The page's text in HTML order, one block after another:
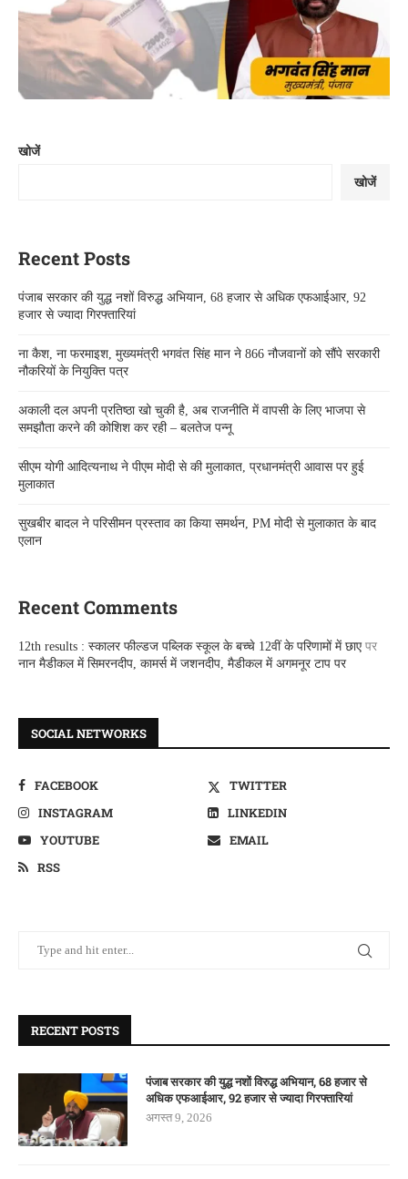
खोजें
खोजें
Recent Posts
पंजाब सरकार की युद्ध नशों विरुद्ध अभियान, 68 हजार से अधिक एफआईआर, 92
हजार से ज्यादा गिरफ्तारियां
ना कैश, ना फरमाइश, मुख्यमंत्री भगवंत सिंह मान ने 866 नौजवानों को सौंपे सरकारी
नौकरियों के नियुक्ति पत्र
अकाली दल अपनी प्रतिष्ठा खो चुकी है, अब राजनीति में वापसी के लिए भाजपा से
समझौता करने की कोशिश कर रही – बलतेज पन्नू
सीएम योगी आदित्यनाथ ने पीएम मोदी से की मुलाकात, प्रधानमंत्री आवास पर हुई
मुलाकात
सुखबीर बादल ने परिसीमन प्रस्ताव का किया समर्थन, PM मोदी से मुलाकात के बाद
एलान
Recent Comments
12th results : स्कालर फील्डज पब्लिक स्कूल के बच्चे 12वीं के परिणामों में छाएपर
नान मैडीकल में सिमरनदीप, कामर्स में जशनदीप, मैडीकल में अगमनूर टाप पर
SOCIAL NETWORKS
FACEBOOK
TWITTER
INSTAGRAM
LINKEDIN
YOUTUBE
EMAIL
RSS
RECENT POSTS
पंजाब सरकार की युद्ध नशों विरुद्ध अभियान, 68 हजार से
अधिक एफआईआर, 92 हजार से ज्यादा गिरफ्तारियां
अगस्त 9, 2026